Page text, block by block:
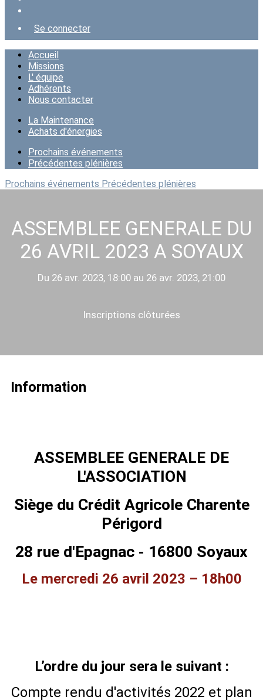
Se connecter
Accueil
Missions
L' équipe
Adhérents
Nous contacter
La Maintenance
Achats d'énergies
Prochains événements
Précédentes plénières
Prochains événements Précédentes plénières
ASSEMBLEE GENERALE DU
26 AVRIL 2023 A SOYAUX
Du 26 avr. 2023, 18:00 au 26 avr. 2023, 21:00
Inscriptions clôturées
Information
ASSEMBLEE GENERALE DE
L'ASSOCIATION
Siège du Crédit Agricole Charente
Périgord
28 rue d'Epagnac - 16800 Soyaux
Le mercredi 26 avril 2023 – 18h00
L’ordre du jour sera le suivant :
Compte rendu d'activités 2022 et plan